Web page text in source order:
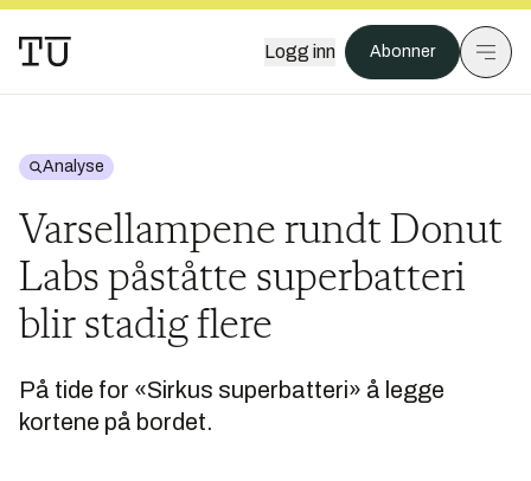
Logg inn Abonner
Analyse
Varsellampene rundt Donut
Labs påståtte superbatteri
blir stadig flere
På tide for «Sirkus superbatteri» å legge
kortene på bordet.